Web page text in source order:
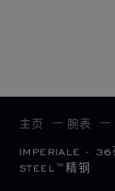
主页 腕表
IMPERIALE - 36
STEEL™精钢